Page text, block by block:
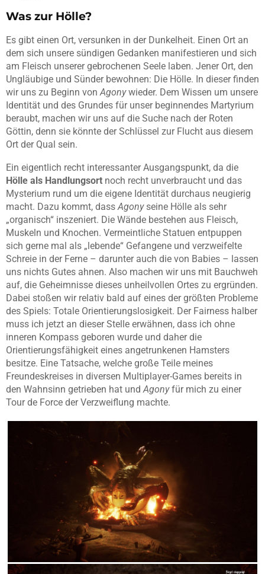
Was zur Hölle?
Es gibt einen Ort, versunken in der Dunkelheit. Einen Ort an
dem sich unsere sündigen Gedanken manifestieren und sich
am Fleisch unserer gebrochenen Seele laben. Jener Ort, den
Ungläubige und Sünder bewohnen: Die Hölle. In dieser finden
wir uns zu Beginn vonAgonywieder. Dem Wissen um unsere
Identität und des Grundes für unser beginnendes Martyrium
beraubt, machen wir uns auf die Suche nach der Roten
Göttin, denn sie könnte der Schlüssel zur Flucht aus diesem
Ort der Qual sein.
Ein eigentlich recht interessanter Ausgangspunkt, da die
Hölle als Handlungsort noch recht unverbraucht und das
Mysterium rund um die eigene Identität durchaus neugierig
macht. Dazu kommt, dassAgonyseine Hölle als sehr
„organisch“ inszeniert. Die Wände bestehen aus Fleisch,
Muskeln und Knochen. Vermeintliche Statuen entpuppen
sich gerne mal als „lebende“ Gefangene und verzweifelte
Schreie in der Ferne – darunter auch die von Babies – lassen
uns nichts Gutes ahnen. Also machen wir uns mit Bauchweh
auf, die Geheimnisse dieses unheilvollen Ortes zu ergründen.
Dabei stoßen wir relativ bald auf eines der größten Probleme
des Spiels: Totale Orientierungslosigkeit. Der Fairness halber
muss ich jetzt an dieser Stelle erwähnen, dass ich ohne
inneren Kompass geboren wurde und daher die
Orientierungsfähigkeit eines angetrunkenen Hamsters
besitze. Eine Tatsache, welche große Teile meines
Freundeskreises in diversen Multiplayer-Games bereits in
den Wahnsinn getrieben hat undAgonyfür mich zu einer
Tour de Force der Verzweiflung machte.